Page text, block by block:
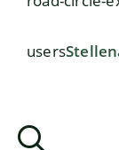
users